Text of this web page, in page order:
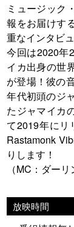
ミュージック
報をお届けす
重なインタビ
今回は2020年
イカ出身の世
が登場！彼の
年代初頭のジ
たジャマイカ
て2019年にリ
Rastamonk
りします！
（MC：ダー
放映時間